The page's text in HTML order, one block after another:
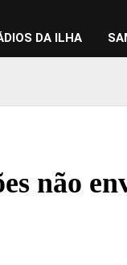
DA ILHA
não